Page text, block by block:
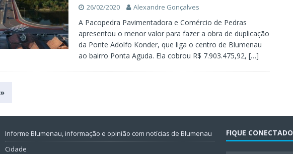
26/02/2020 Alexandre Gonçalves
A Pacopedra Pavimentadora e Comércio de Pedras
apresentou o menor valor para fazer a obra de duplicação
da Ponte Adolfo Konder, que liga o centro de Blumenau
ao bairro Ponta Aguda. Ela cobrou R$ 7.903.475,92, […]
»
Informe Blumenau, informação e opinião com notícias de Blumenau
Cidade
FIQUE CONECTADO